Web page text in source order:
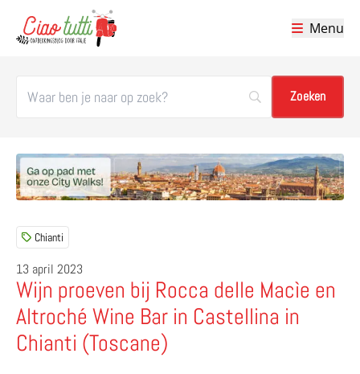
Menu
Chianti
13 april 2023
Wijn proeven bij Rocca delle Macìe en
Altroché Wine Bar in Castellina in
Chianti (Toscane)